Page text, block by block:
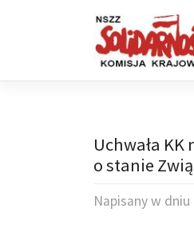
Uchwała
o stanie
Napisany w dniu